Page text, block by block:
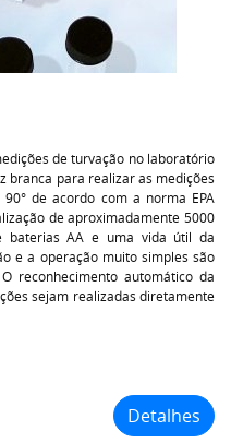
de turvação no laboratório
branca para realizar as medições
de acordo com a norma EPA
de aproximadamente 5000
baterias AA e uma vida útil da
e a operação muito simples são
reconhecimento automático da
sejam realizadas diretamente
Detalhes